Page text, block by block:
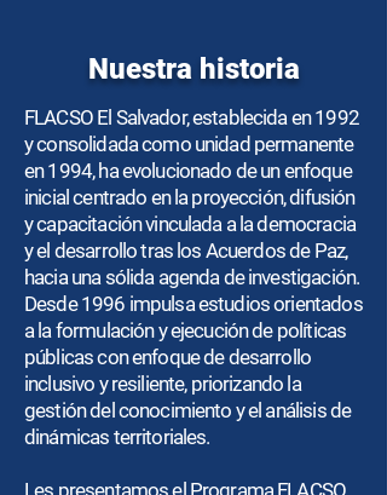
Nuestra historia
FLACSO El Salvador, establecida en 1992
y consolidada como unidad permanente
en 1994, ha evolucionado de un enfoque
inicial centrado en la proyección, difusión
y capacitación vinculada a la democracia
y el desarrollo tras los Acuerdos de Paz,
hacia una sólida agenda de investigación.
Desde 1996 impulsa estudios orientados
a la formulación y ejecución de políticas
públicas con enfoque de desarrollo
inclusivo y resiliente, priorizando la
gestión del conocimiento y el análisis de
dinámicas territoriales.
Les presentamos el Programa FLACSO